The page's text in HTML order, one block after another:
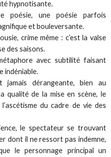
hypnotisante.
poésie, une poésie parfois
et bouleversante.
crime même : c’est la valse
des saisons.
avec subtilité faisant
indéniable.
jamais dérangeante, bien au
qualité de la mise en scène, le
du cadre de vie des
le spectateur se trouvant
dont il ne ressort pas indemne,
le personnage principal un